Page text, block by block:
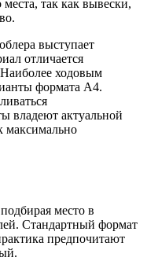
так как вывески,
выступает
отличается
ходовым
формата А4.
владеют актуальной
максимально
место в
Стандартный формат
предпочитают